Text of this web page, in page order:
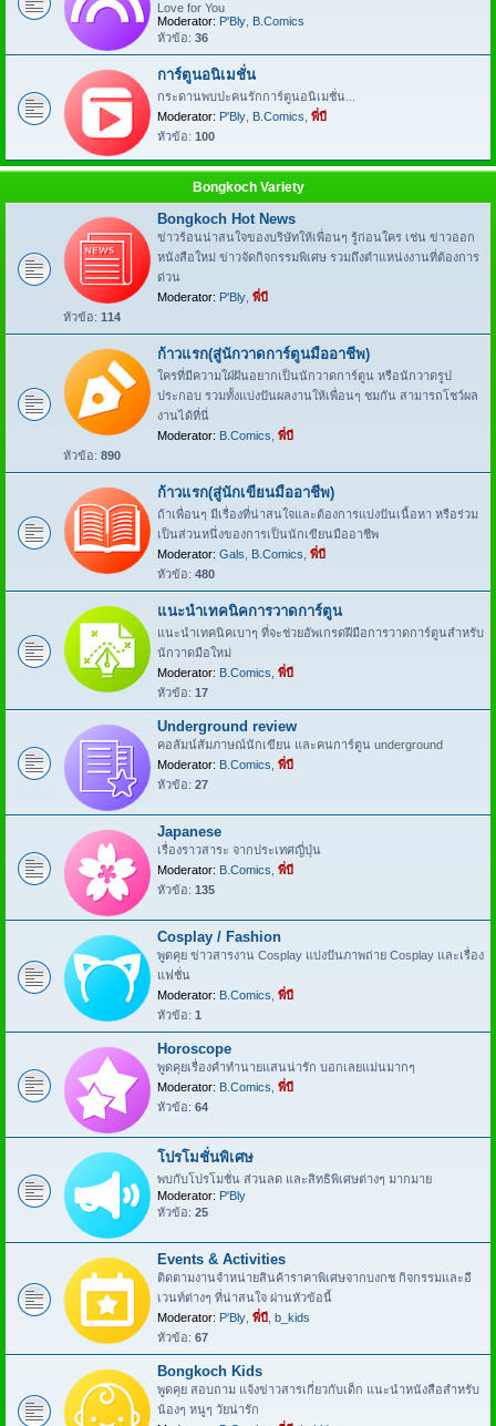
Love for You
Moderator: P'Bly B.Comics
หัวข้อ: 36
การ์ตูนอนิเมชั่น
กระดานพบปะคนรักการ์ตูนอนิเมชั่น...
Moderator: P'Bly B.Comics พี่บี
หัวข้อ: 100
Bongkoch Variety
Bongkoch Hot News
ข่าวร้อนน่าสนใจของบริษัทให้เพื่อนๆ รู้ก่อนใคร เช่น ข่าวออก
หนังสือใหม่ ข่าวจัดกิจกรรมพิเศษ รวมถึงตำแหน่งงานที่ต้องการ
ด่วน
Moderator: P'Bly พี่บี
หัวข้อ: 114
ก้าวแรก(สู่นักวาดการ์ตูนมืออาชีพ)
ใครที่มีความใฝ่ฝันอยากเป็นนักวาดการ์ตูน หรือนักวาดรูป
ประกอบ รวมทั้งแบ่งปันผลงานให้เพื่อนๆ ชมกัน สามารถโชว์ผล
งานได้ที่นี่
Moderator: B.Comics พี่บี
หัวข้อ: 890
ก้าวแรก(สู่นักเขียนมืออาชีพ)
ถ้าเพื่อนๆ มีเรื่องที่น่าสนใจและต้องการแบ่งปันเนื้อหา หรือร่วม
เป็นส่วนหนึ่งของการเป็นนักเขียนมืออาชีพ
Moderator: Gals B.Comics พี่บี
หัวข้อ: 480
แนะนำเทคนิคการวาดการ์ตูน
แนะนำเทคนิคเบาๆ ที่จะช่วยอัพเกรดฝีมือการวาดการ์ตูนสำหรับ
นักวาดมือใหม่
Moderator: B.Comics พี่บี
หัวข้อ: 17
Underground review
คอลัมน์สัมภาษณ์นักเขียน และคนการ์ตูน underground
Moderator: B.Comics พี่บี
หัวข้อ: 27
Japanese
เรื่องราวสาระ จากประเทศญี่ปุ่น
Moderator: B.Comics พี่บี
หัวข้อ: 135
Cosplay / Fashion
พูดคุย ข่าวสารงาน Cosplay แบ่งปันภาพถ่าย Cosplay และเรื่อง
แฟชั่น
Moderator: B.Comics พี่บี
หัวข้อ: 1
Horoscope
พูดคุยเรื่องคำทำนายแสนน่ารัก บอกเลยแม่นมากๆ
Moderator: B.Comics พี่บี
หัวข้อ: 64
โปรโมชั่นพิเศษ
พบกับโปรโมชั่น ส่วนลด และสิทธิพิเศษต่างๆ มากมาย
Moderator: P'Bly
หัวข้อ: 25
Events & Activities
ติดตามงานจำหน่ายสินค้าราคาพิเศษจากบงกช กิจกรรมและอี
เวนท์ต่างๆ ที่น่าสนใจ ผ่านหัวข้อนี้
Moderator: P'Bly พี่บี b_kids
หัวข้อ: 67
Bongkoch Kids
พูดคุย สอบถาม แจ้งข่าวสารเกี่ยวกับเด็ก แนะนำหนังสือสำหรับ
น้องๆ หนูๆ วัยน่ารัก